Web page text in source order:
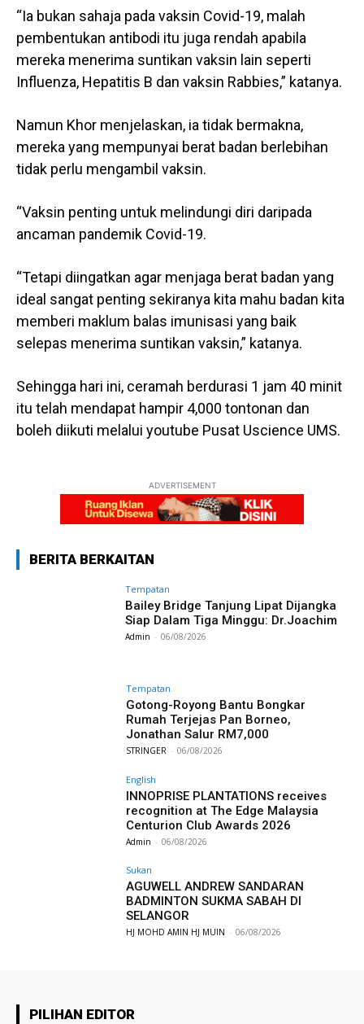
“Ia bukan sahaja pada vaksin Covid-19, malah
pembentukan antibodi itu juga rendah apabila
mereka menerima suntikan vaksin lain seperti
Influenza, Hepatitis B dan vaksin Rabbies,” katanya.
Namun Khor menjelaskan, ia tidak bermakna,
mereka yang mempunyai berat badan berlebihan
tidak perlu mengambil vaksin.
“Vaksin penting untuk melindungi diri daripada
ancaman pandemik Covid-19.
“Tetapi diingatkan agar menjaga berat badan yang
ideal sangat penting sekiranya kita mahu badan kita
memberi maklum balas imunisasi yang baik
selepas menerima suntikan vaksin,” katanya.
Sehingga hari ini, ceramah berdurasi 1 jam 40 minit
itu telah mendapat hampir 4,000 tontonan dan
boleh diikuti melalui youtube Pusat Uscience UMS.
ADVERTISEMENT
BERITA BERKAITAN
Tempatan
Bailey Bridge Tanjung Lipat Dijangka
Siap Dalam Tiga Minggu: Dr.Joachim
Admin - 06/08/2026
Tempatan
Gotong-Royong Bantu Bongkar
Rumah Terjejas Pan Borneo,
Jonathan Salur RM7,000
STRINGER - 06/08/2026
English
INNOPRISE PLANTATIONS receives
recognition at The Edge Malaysia
Centurion Club Awards 2026
Admin - 06/08/2026
Sukan
AGUWELL ANDREW SANDARAN
BADMINTON SUKMA SABAH DI
SELANGOR
HJ MOHD AMIN HJ MUIN - 06/08/2026
PILIHAN EDITOR